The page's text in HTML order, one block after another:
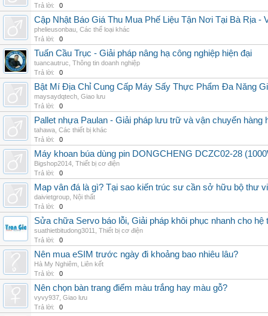
Trả lời:
0
Cập Nhật Báo Giá Thu Mua Phế Liệu Tận Nơi Tại Bà Rịa -
phelieusonbau Các thể loại khác
Trả lời:
0
Tuấn Cầu Trục - Giải pháp nâng hạ công nghiệp hiện đại
tuancautruc Thông tin doanh nghiệp
Trả lời:
0
Bật Mí Địa Chỉ Cung Cấp Máy Sấy Thực Phẩm Đa Năng
maysaydqtech Giao lưu
Trả lời:
0
Pallet nhựa Paulan - Giải pháp lưu trữ và vận chuyển hàng
tahawa Các thiết bị khác
Trả lời:
0
Máy khoan búa dùng pin DONGCHENG DCZC02-28
Bigshop2014 Thiết bị cơ điện
Trả lời:
0
Map vân đá là gì? Tại sao kiến trúc sư cần sở hữu bộ thư
daivietgroup Nội thất
Trả lời:
0
Sửa chữa Servo báo lỗi, Giải pháp khôi phục nhanh cho hệ
suathietbitudong3011
Thiết bị cơ điện
Trả lời:
0
Nên mua eSIM trước ngày đi khoảng bao nhiêu lâu?
Hà My Nghiêm Liên kết
Trả lời:
0
Nên chọn bàn trang điểm màu trắng hay màu gỗ?
vyvy937 Giao lưu
Trả lời:
0